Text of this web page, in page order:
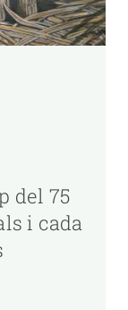
del 75
i cada